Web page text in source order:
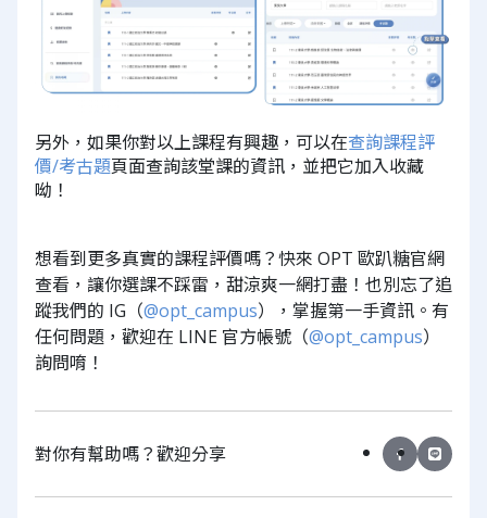
另外，如果你對以上課程有興趣，可以在查詢課程評
價/考古題頁面查詢該堂課的資訊，並把它加入收藏
呦！
想看到更多真實的課程評價嗎？快來 OPT 歐趴糖官網
查看，讓你選課不踩雷，甜涼爽一網打盡！也別忘了追
蹤我們的 IG（@opt_campus），掌握第一手資訊。有
任何問題，歡迎在 LINE 官方帳號（@opt_campus）
詢問唷！
對你有幫助嗎？歡迎分享